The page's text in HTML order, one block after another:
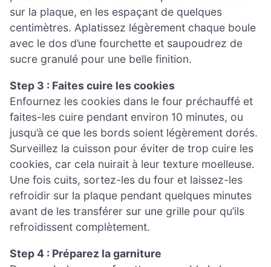
sur la plaque, en les espaçant de quelques
centimètres. Aplatissez légèrement chaque boule
avec le dos d’une fourchette et saupoudrez de
sucre granulé pour une belle finition.
Step 3 : Faites cuire les cookies
Enfournez les cookies dans le four préchauffé et
faites-les cuire pendant environ 10 minutes, ou
jusqu’à ce que les bords soient légèrement dorés.
Surveillez la cuisson pour éviter de trop cuire les
cookies, car cela nuirait à leur texture moelleuse.
Une fois cuits, sortez-les du four et laissez-les
refroidir sur la plaque pendant quelques minutes
avant de les transférer sur une grille pour qu’ils
refroidissent complètement.
Step 4 : Préparez la garniture